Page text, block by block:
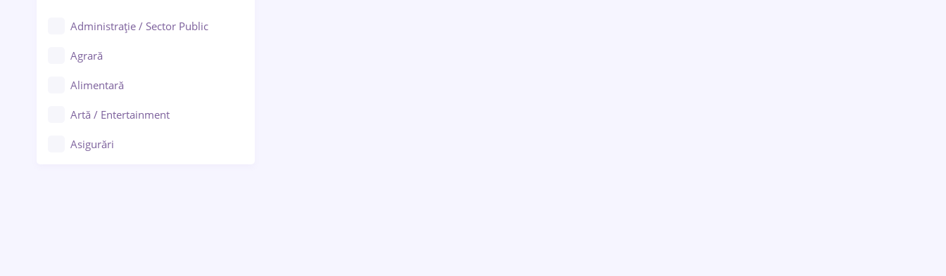
Administrație / Sector Public
Agrară
Alimentară
Artă / Entertainment
Asigurări